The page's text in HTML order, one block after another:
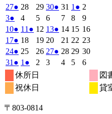
曜
日
曜
日
曜
日
曜
日
曜
日
曜
日
272026
年
7
月
27
日
● (1
件
の
イ
ベ
ン
ト)
282026
7
月
日
292026
年
7
月
29
日
302026
7
月
30
日
● (1
件
の
イ
ベ
ン
31 2026
年
7
月
31
日
1 2026
年
8
月
1
日
● (1
件
の
イ
ベ
ン
ト)
2
年
8
月
2
日
32026
年
8
月
3
日
●
件
の
イ
ベ
ン
ト)
42026
年
8
月
4
日
52026
年
8
月
5
日
62026
年
8
月
6
日
72026
年
8
月
7
日
82026
年
8
月
8
日
92026
年
8
月
9
日
102026
年
8
月
10
日
● (1
件
の
イ
ベ
ン
ト)
11 2026
11
日
● (1
件
の
イ
ベ
ン
ト)
12 2026
年
8
月
12
132026
年
8
月
● (1
件
の
イ
142026
年
8
月
14
152026
年
8
月
15
162026
8
16
172026
年
8
月
17
日
● (1
件
の
イ
ベ
ン
182026
月
18
日
192026
年
8
202026
年
21 2026
年
8
22 2026
年
232026
年
月
242026
年
8
月
24
● (1
件
の
イ
ベ
252026
年
8
月
25
262026
年
272026
● (1
件
282026
年
292026
年
302026
8
月
31 2026
年
8
月
日
● (1
件
の
イ
ベ
1 2026
年
9
月
日
●
件
の
イ
ベ
2 2026
日
32026
42026
52026
62026
年
9
休所日
図
祝休日
貸
〒803‐0814